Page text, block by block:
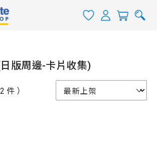
版周邊-卡片收集)
件 ）